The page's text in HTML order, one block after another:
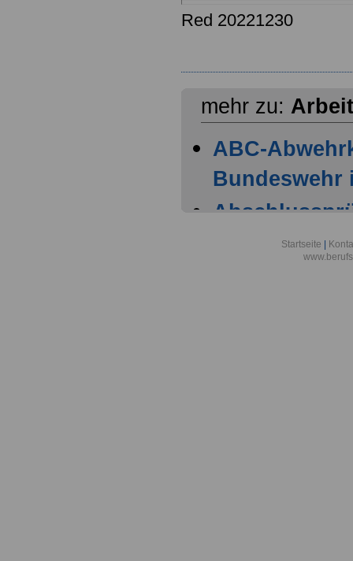
Red 20221230
mehr zu:
ABC-
Bundeswehr
Startseite